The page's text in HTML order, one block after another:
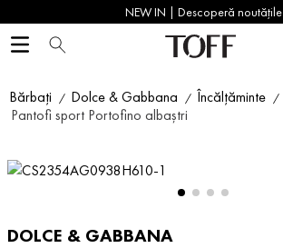
NEW IN | Descoperă noutățile
Bărbați Dolce & Gabbana Încălțăminte
Pantofi sport Portofino albaștri
DOLCE & GABBANA